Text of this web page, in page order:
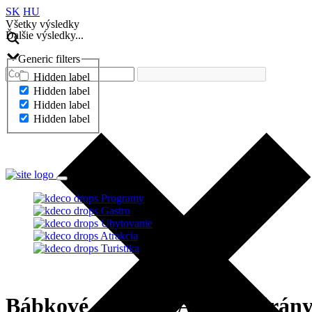
SK HU
Všetky výsledky
Ďalšie výsledky...
Generic filters
Hidden label
Hidden label
Hidden label
Hidden label
Ďalšie výsledky...
Programy
Gastro
Ubytovanie
Atrakcia
Turistika
Bábkové divadlo: